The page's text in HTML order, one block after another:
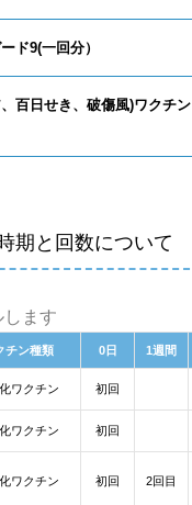
ド9(一回分）
百日せき、破傷風)ワクチン
期と回数について
ます
チン種類 0日 1週間
ワクチン 初回
ワクチン 初回
ワクチン 初回 2回目